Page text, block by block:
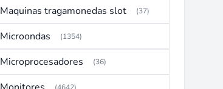
Maquinas tragamonedas slot (37)
Microondas (1354)
Microprocesadores (36)